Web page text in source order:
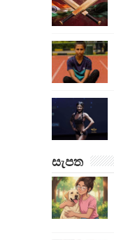
සැපත